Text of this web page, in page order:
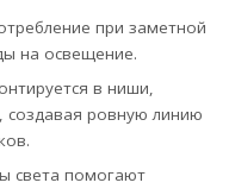
при заметной
на освещение.
в ниши,
ровную линию
света помогают